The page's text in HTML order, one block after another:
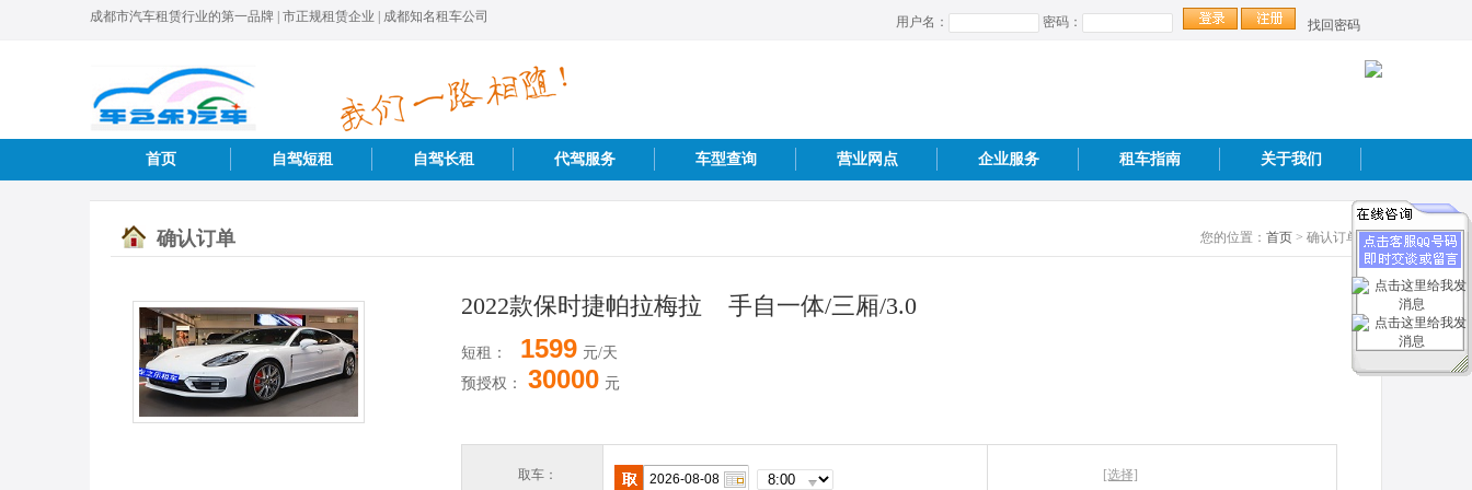
成都市汽车租赁行业的第一品牌 | 市正规租赁企业 | 成都知名租车公司 用户名： 密码： 找回密码
首页 自驾短租 自驾长租 代驾服务 车型查询 营业网点 企业服务 租车指南 关于我们
确认订单 您的位置： 首页 > 确认订单
2022款保时捷帕拉梅拉 手自一体/三厢/3.0
短租： 1599 元/天
预授权：
30000 元
取车： [选择]